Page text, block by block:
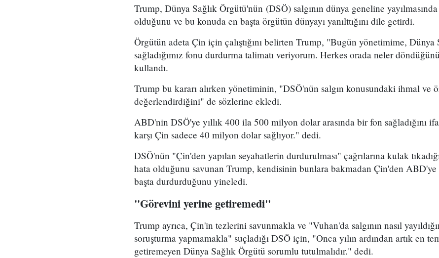
Trump, Dünya Sağlık Örgütü'nün (DSÖ) salgının dünya geneline
olduğunu ve bu konuda en başta örgütün dünyayı yanılttığını dile getirdi.
Örgütün adeta Çin için çalıştığını belirten Trump, "Bugün yönetimime, Dünya
sağladığımız fonu durdurma talimatı veriyorum. Herkes orada neler
kullandı.
Trump bu kararı alırken yönetiminin, "DSÖ'nün salgın konusundaki ihmal ve
değerlendirdiğini" de sözlerine ekledi.
ABD'nin DSÖ'ye yıllık 400 ila 500 milyon dolar arasında bir fon sağladığını
karşı Çin sadece 40 milyon dolar sağlıyor." dedi.
DSÖ'nün "Çin'den yapılan seyahatlerin durdurulması" çağrılarına kulak
hata olduğunu savunan Trump, kendisinin bunlara bakmadan Çin'den ABD'ye
başta durdurduğunu yineledi.
"Görevini yerine getiremedi"
Trump ayrıca, Çin'in tezlerini savunmakla ve "Vuhan'da salgının nasıl
soruşturma yapmamakla" suçladığı DSÖ için, "Onca yılın ardından artık en
getiremeyen Dünya Sağlık Örgütü sorumlu tutulmalıdır." dedi.